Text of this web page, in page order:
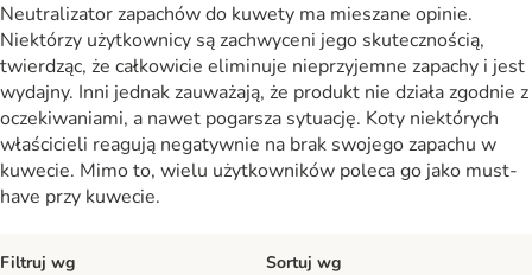
Neutralizator zapachów do kuwety ma mieszane opinie.
Niektórzy użytkownicy są zachwyceni jego skutecznością,
twierdząc, że całkowicie eliminuje nieprzyjemne zapachy i jest
wydajny. Inni jednak zauważają, że produkt nie działa zgodnie z
oczekiwaniami, a nawet pogarsza sytuację. Koty niektórych
właścicieli reagują negatywnie na brak swojego zapachu w
kuwecie. Mimo to, wielu użytkowników poleca go jako must-
have przy kuwecie.
Filtruj wg Sortuj wg